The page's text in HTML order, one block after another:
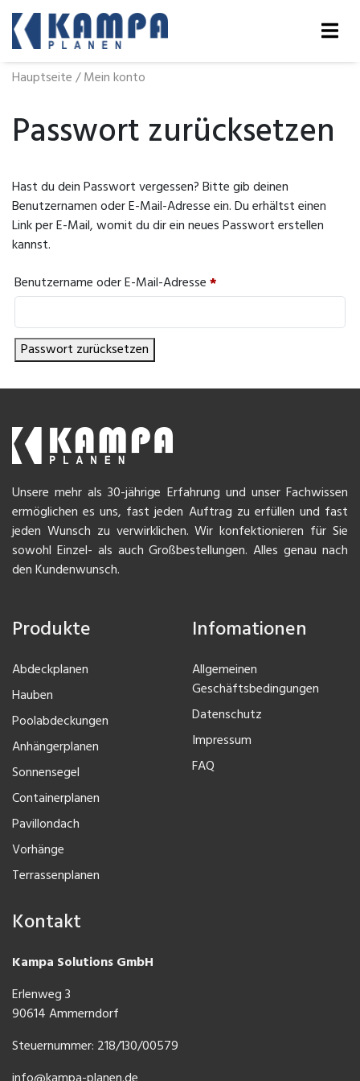
Hauptseite/Mein konto
Passwort zurücksetzen
Hast du dein Passwort vergessen? Bitte gib deinen
Benutzernamen oder E-Mail-Adresse ein. Du erhältst einen
Link per E-Mail, womit du dir ein neues Passwort erstellen
kannst.
Benutzername oder E-Mail-Adresse*
Passwort zurücksetzen
Unsere mehr als 30-jährige Erfahrung und unser Fachwissen
ermöglichen es uns, fast jeden Auftrag zu erfüllen und fast
jeden Wunsch zu verwirklichen. Wir konfektionieren für Sie
sowohl Einzel- als auch Großbestellungen. Alles genau nach
den Kundenwunsch.
Produkte
Abdeckplanen
Hauben
Poolabdeckungen
Anhängerplanen
Sonnensegel
Containerplanen
Pavillondach
Vorhänge
Terrassenplanen
Infomationen
Allgemeinen
Geschäftsbedingungen
Datenschutz
Impressum
FAQ
Kontakt
Kampa Solutions GmbH
Erlenweg 3
90614 Ammerndorf
Steuernummer: 218/130/00579